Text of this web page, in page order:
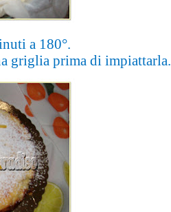
a 180°.
griglia prima di impiattarla.